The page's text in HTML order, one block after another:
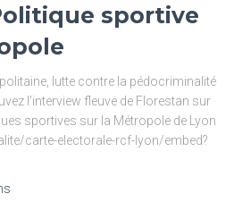
sportive
lutte contre la pédocriminalité
l’interview fleuve de Florestan sur
sportives sur la Métropole de Lyon
carte-electorale-rcf-lyon/embed?